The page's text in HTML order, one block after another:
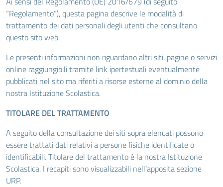
“Regolamento”), questa pagina descrive le modalità di
trattamento dei dati personali degli utenti che consultano
questo sito web.
Le presenti informazioni non riguardano altri siti, pagine o servizi
online raggiungibili tramite link ipertestuali eventualmente
pubblicati nel sito ma riferiti a risorse esterne al dominio della
nostra Istituzione Scolastica.
TITOLARE DEL TRATTAMENTO
A seguito della consultazione dei siti sopra elencati possono
essere trattati dati relativi a persone fisiche identificate o
identificabili. Titolare del trattamento è la nostra Istituzione
Scolastica. I recapiti sono visualizzabili nell’apposita sezione
URP.